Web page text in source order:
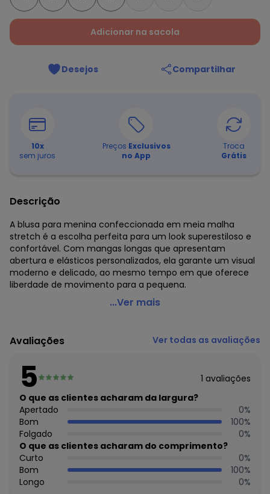
Adicionar na sacola
Desejos Compartilhar
10x
sem juros
Preços Exclusivos
no App
Troca
Grátis
Descrição
A blusa para menina confeccionada em meia malha
stretch é a escolha perfeita para um look superestiloso e
confortável. Com mangas longas que apresentam
abertura e elásticos personalizados, ela garante um visual
moderno e delicado, ao mesmo tempo em que oferece
liberdade de movimento para a pequena.
Marisol - Blusa Manga Longa Infantil Branco
Comprimento da Manga: Longa
Decote Frente : Redondo
Fornecedor: MARISOL VESTUARIO S.A. / CNPJ
20.454.870/0015-4
Feito: Brasil
Cuidados para conservação do produto: NÃO ALVEJAR, NÃO
LAVAR A SECO, NÃO SECAR EM TAMBOR
Tecido: MALHA
Composição: ALGODAO 100%
Histórico de preços
O preço apresentado abaixo é o menor oferecido em
...Ver mais
Avaliações Ver todas as avaliações
5 1 avaliações
O que as clientes acharam da largura?
Apertado
0%
Bom
100%
Folgado
0%
O que as clientes acharam do comprimento?
Curto
0%
Bom
100%
Longo
0%